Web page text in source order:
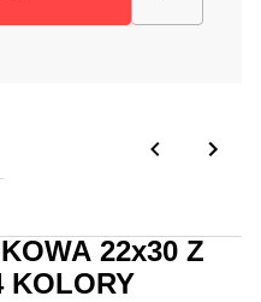
22x30Z
KOLORY